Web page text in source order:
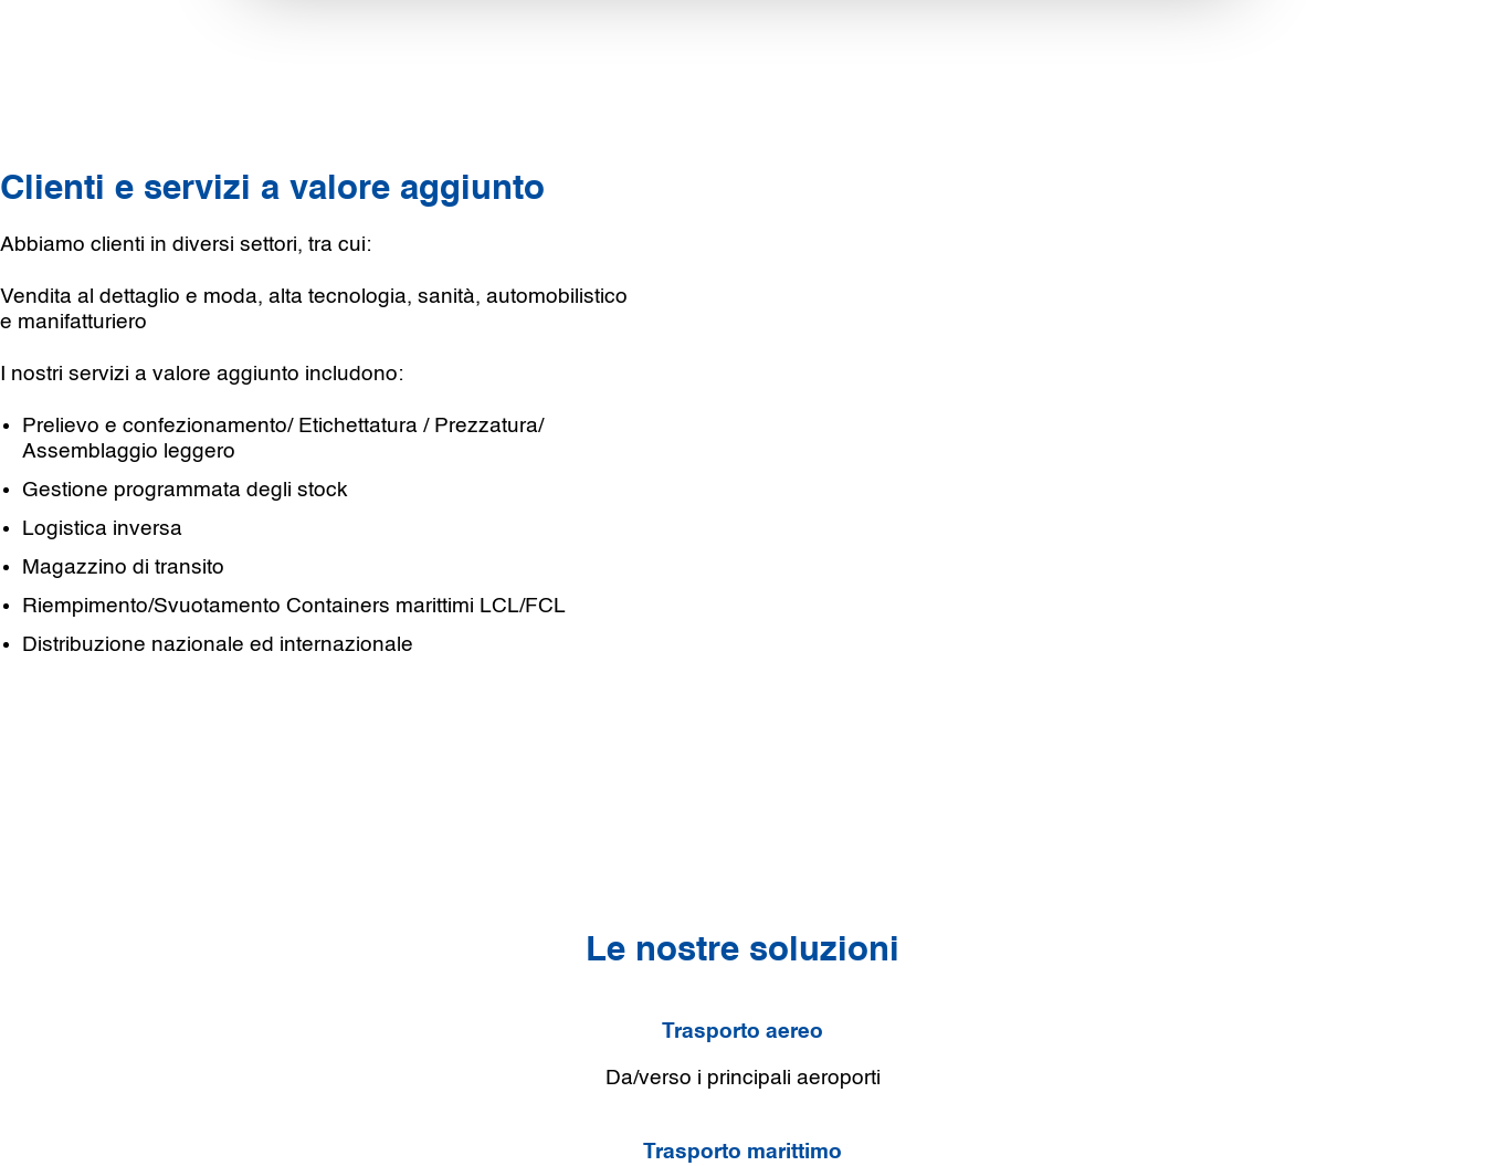
Clienti e servizi a valore aggiunto
Abbiamo clienti in diversi settori, tra cui:
Vendita al dettaglio e moda, alta tecnologia, sanità, automobilistico
e manifatturiero
I nostri servizi a valore aggiunto includono:
Prelievo e confezionamento/ Etichettatura / Prezzatura/
Assemblaggio leggero
Gestione programmata degli stock
Logistica inversa
Magazzino di transito
Riempimento/Svuotamento Containers marittimi LCL/FCL
Distribuzione nazionale ed internazionale
Le nostre soluzioni
Trasporto aereo
Da/verso i principali aeroporti
Trasporto marittimo